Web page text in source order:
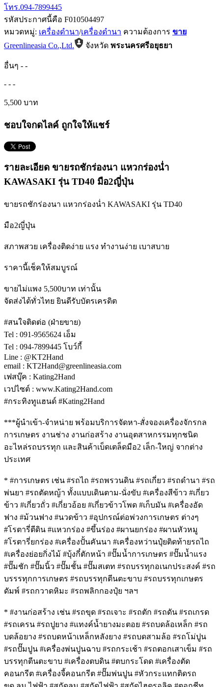
โทร.094-7899445
รหัสประกาศนี้คือ F010504497
หมวดหมู่: เครื่องดำนา/เครื่องดำนา ความต้องการ ขาย
Greenlineasia Co.,Ltd.
จังหวัด พระนครศรีอยุธยา
อื่นๆ - -
- - -
5,500 บาท
ชอบใจกดไลค์ ถูกใจให้แชร์
รายละเอียด ขายรถชักร่องนา แหวกร่องน่ำ
KAWASAKI รุ่น TD40 มือ2ญี่ปุ่น
ขายรถชักร่องนา แหวกร่องน่ำ KAWASAKI รุ่น TD40
มือ2ญี่ปุ่น
สภาพสวย เครื่องติดง่าย แรง ทำงานง่าย เบาสบาย
ราคานี้เช็คให้สมบูรณ์
ขายไม่แพง 5,500บาท เท่านั้น
จัดส่งได้ทั่วไทย ยินดีรับบัตรเครดิต
#สนใจติดต่อ (ฝ่ายขาย)
Tel : 091-9565624 เอ็ม
Tel : 094-7899445 โบว์กี้
Line : @KT2Hand
email : KT2Hand@greenlineasia.com
เฟสบุ๊ค : Kating2Hand
เวปไซต์ : www.Kating2Hand.com
#กระทิงทูแฮนด์ #Kating2Hand
***ผู้นำเข้า-จำหน่าย พร้อมบริการจัดหา-สั่งจองเครื่องจักรกล
การเกษตร งานช่าง งานก่อสร้าง งานอุตสาหกรรมทุกชนิด
อะไหล่รถบรรทุก และสินค้าเบ็ดเตล็ดมือ2 เล็ก-ใหญ่ จากต่าง
ประเทศ
* #การเกษตร เช่น #รถไถ #รถพรวนดิน #รถเกี่ยว #รถดำนา #รถ
พ่นยา #รถตัดหญ้า ทั้งแบบเดินตาม-นั่งขับ #เครื่องสีข้าว #เกี่ยว
ข้าว #เกี่ยวถั่ว #เกี่ยวอ้อย #เกี่ยวข้าวโพด #เก็บมัน #เครื่องอัด
ฟาง #ม้วนฟาง #นวดข้าว #อุปกรณ์ต่อพ่วงการเกษตร ต่างๆ
#โรตารี่ตีดิน #แหวกร่อง #ขึ้นร่อง #ผานยกร่อง #ผานหัวหมู
#โรตารี่ยกร่อง #เครื่องปั้นคันนา #เครื่องหว่านปุ๋ยติดท้ายรถไถ
#เครื่องย่อยกิ่งไม้ #บุ้งกี๋ตักหน้า #ปั๊มน้ำการเกษตร #ปั๊มน้ำแรง
#ปั๊มชัก #ปั๊มนิ้ว #ปั๊มชั้น #ปั๊มสเตท #รถบรรทุกอเนกประสงค์ #รถ
บรรรทุกการเกษตร #รถบรรทุกตีนตะขาบ #รถบรรทุกเกษตร
ดัมพ์ #รถกวาดหิมะ #รถพลิกกองปุ๋ย ฯลฯ
* #งานก่อสร้าง เช่น #รถขุด #รถเจาะ #รถตัก #รถดัน #รถเกรด
#รถเครน #รถปูยาง #แทงค์น้ำยางมะตอย #รถบดล้อเหล็ก #รถ
บดล้อยาง #รถบดหน้าเหล็กหลังยาง #รถบดสามล้อ #รถโม่ปูน
#รถปั๊มปูน #เครื่องพ่นปูนฉาบ #รถกระเช้า #รถตอกเสาเข็ม #รถ
บรรทุกตีนตะขาบ #เครื่องตบดิน #ตบกระโดด #เครื่องตัด
คอนกรีต #เครื่องจี้คอนกรีต #ปั๊มพ่นปูน #หัวกระแทกติดรถ